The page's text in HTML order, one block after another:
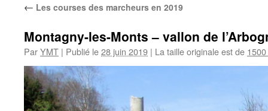
← Les courses des marcheurs en 2019
Montagny-les-Monts – vallon de
ParYMT | Publié le28 juin 2019 | La taille originale est de